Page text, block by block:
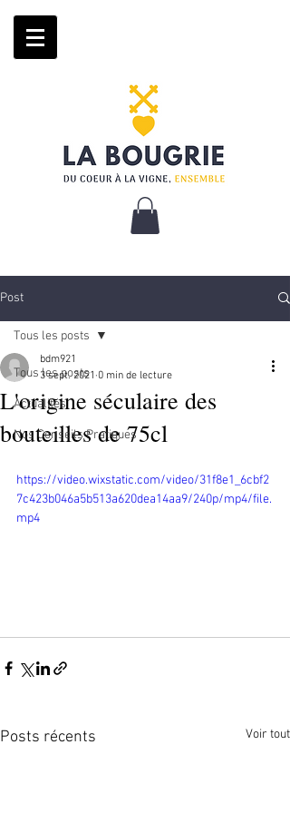
Post
Tous les posts
Actualités
Nos Conseils Pratiques
Tous les posts
L'origine séculaire des
bouteilles de 75cl
bdm921
3 sept. 2021 0 min de lecture
https://video.wixstatic.com/video/31f8e1_6cbf2
7c423b046a5b513a620dea14aa9/240p/mp4/file.
mp4
Posts récents Voir tout